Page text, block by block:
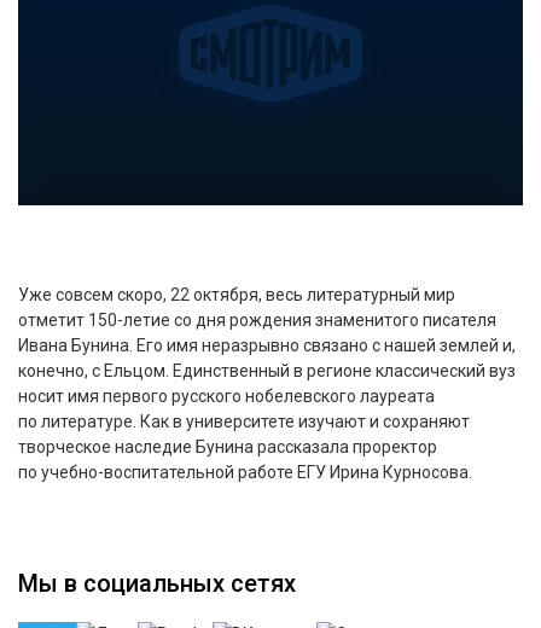
Уже совсем скоро, 22 октября, весь литературный мир
отметит 150-летие со дня рождения знаменитого писателя
Ивана Бунина. Его имя неразрывно связано с нашей землей и,
конечно, с Ельцом. Единственный в регионе классический вуз
носит имя первого русского нобелевского лауреата
по литературе. Как в университете изучают и сохраняют
творческое наследие Бунина рассказала проректор
по учебно-воспитательной работе ЕГУ Ирина Курносова.
Мы в социальных сетях